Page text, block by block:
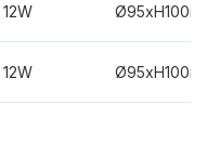
12W
12W